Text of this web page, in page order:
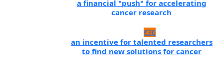
a financial "push" for accelerating
cancer research
€30
an incentive for talented researchers
to find new solutions for cancer